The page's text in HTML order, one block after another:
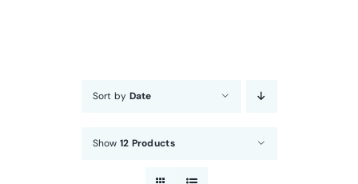
Sort by Date
Show 12 Products